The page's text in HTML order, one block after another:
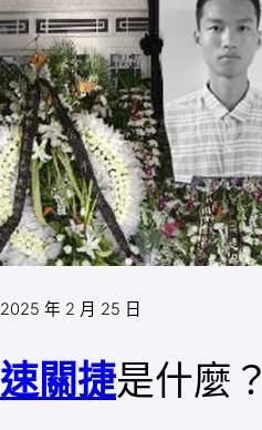
2025 年 2 月 25 日
速關捷是什麼？